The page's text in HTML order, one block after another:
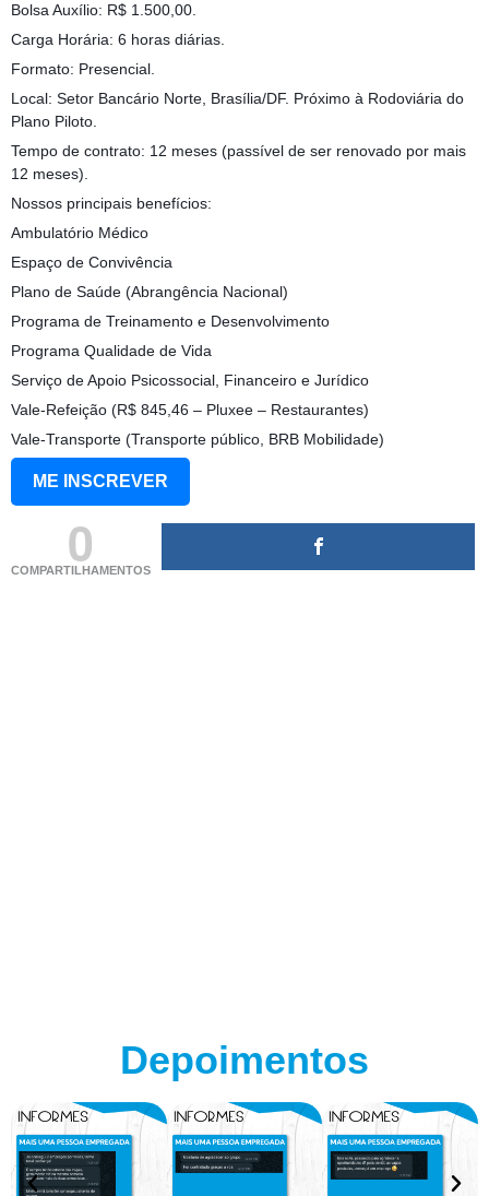
Bolsa Auxílio: R$ 1.500,00.
Carga Horária: 6 horas diárias.
Formato: Presencial.
Local: Setor Bancário Norte, Brasília/DF. Próximo à Rodoviária do
Plano Piloto.
Tempo de contrato: 12 meses (passível de ser renovado por mais
12 meses).
Nossos principais benefícios:
Ambulatório Médico
Espaço de Convivência
Plano de Saúde (Abrangência Nacional)
Programa de Treinamento e Desenvolvimento
Programa Qualidade de Vida
Serviço de Apoio Psicossocial, Financeiro e Jurídico
Vale-Refeição (R$ 845,46 – Pluxee – Restaurantes)
Vale-Transporte (Transporte público, BRB Mobilidade)
ME INSCREVER
0
COMPARTILHAMENTOS
Depoimentos